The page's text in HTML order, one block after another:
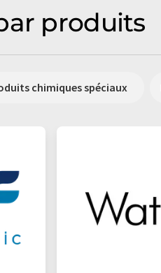
produits
chimiques spéciaux